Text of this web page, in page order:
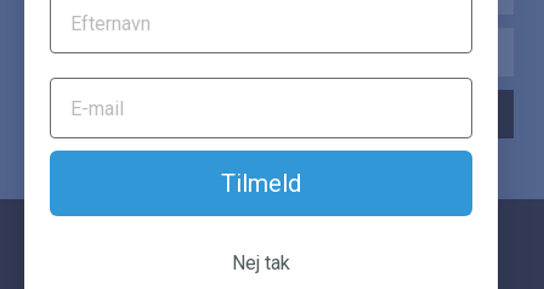
© Another Classic. Alle rettigheder forbeholdes.
Tilmeld
Nej tak